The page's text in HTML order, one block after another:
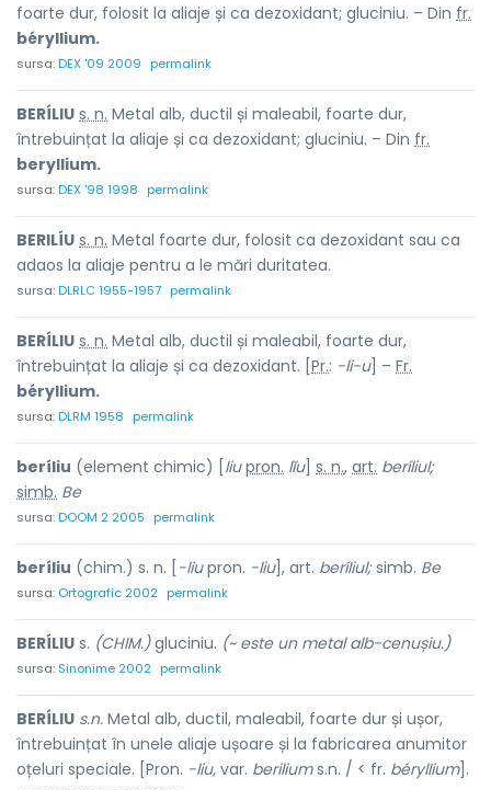
foarte dur, folosit la aliaje și ca dezoxidant; gluciniu. – Din fr.
béryllium.
sursa:DEX '09 2009 permalink
BERÍLIU s. n. Metal alb, ductil și maleabil, foarte dur,
întrebuințat la aliaje și ca dezoxidant; gluciniu. – Din fr.
beryllium.
sursa:DEX '98 1998 permalink
BERILÍU s. n. Metal foarte dur, folosit ca dezoxidant sau ca
adaos la aliaje pentru a le mări duritatea.
sursa:DLRLC 1955-1957 permalink
BERÍLIU s. n. Metal alb, ductil și maleabil, foarte dur,
întrebuințat la aliaje și ca dezoxidant. [ Pr.: -li-u] – Fr.
béryllium.
sursa:DLRM 1958 permalink
beríliu (element chimic) [ liu pron. lĭu] s. n., art. beríliul;
simb. Be
sursa:DOOM 2 2005 permalink
beríliu (chim.) s. n. [ -liupron. -liu], art. beríliul;simb. Be
sursa: Ortografic 2002 permalink
BERÍLIU s. (CHIM.)gluciniu. (~ este un metal alb-cenușiu.)
sursa: Sinonime 2002 permalink
BERÍLIU s.n. Metal alb, ductil, maleabil, foarte dur și ușor,
întrebuințat în unele aliaje ușoare și la fabricarea anumitor
oțeluri speciale. [Pron. -liu, var. beriliums.n. / < fr. béryllium].